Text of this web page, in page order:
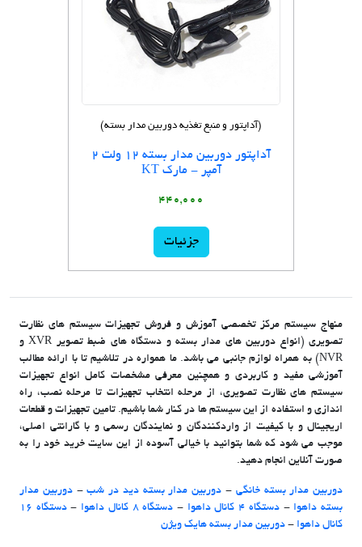
(آداپتور و منبع تغذیه دوربین مدار بسته)
آداپتور دوربین مدار بسته 12 ولت 2
آمپر - مارک KT
440,000
جزئیات
منهاج سیستم مرکز تخصصی آموزش و فروش تجهیزات سیستم های نظارت
تصویری (انواع دوربین های مدار بسته و دستگاه های ضبط تصویر XVR و
NVR) به همراه لوازم جانبی می باشد. ما همواره در تلاشیم تا با ارائه مطالب
آموزشی مفید و کاربردی و همچنین معرفی مشخصات کامل انواع تجهیزات
سیستم های نظارت تصویری، از مرحله انتخاب تجهیزات تا مرحله نصب، راه
اندازی و استفاده از این سیستم ها در کنار شما باشیم. تامین تجهیزات و قطعات
اریجینال و با کیفیت از واردکنندگان و نمایندگان رسمی و با گارانتی اصلی،
موجب می شود که شما بتوانید با خیالی آسوده از این سایت خرید خود را به
صورت آنلاین انجام دهید.
دوربین مدار بسته خانگی - دوربین مدار بسته دید در شب-دوربین مدار
بسته داهوا -دستگاه 4 کانال داهوا - دستگاه 8 کانال داهوا -
دستگاه 16
کانال داهوا - دوربین مدار بسته هایک ویژن